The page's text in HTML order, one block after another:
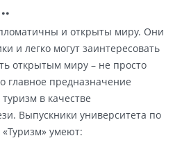
и открыты миру. Они
и легко могут заинтересовать
открытым миру – не просто
главное предназначение
в качестве
Выпускники университета по
умеют: